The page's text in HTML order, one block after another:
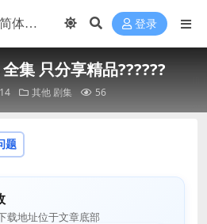
登录
集 只分享精品??????
其他 剧集 56
题
载地址位于文章底部